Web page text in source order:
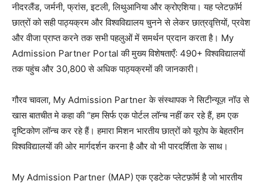
नीदरलैंड, जर्मनी, फ्रांस, इटली, लिथुआनिया और क्रोएशिया। यह प्लेटफ़ॉर्म
छात्रों को सही पाठ्यक्रम और विश्वविद्यालय चुनने से लेकर छात्रवृत्तियों, प्रवेश
और वीजा प्राप्त करने तक सभी पहलुओं में समर्थन प्रदान करता है। My
Admission Partner Portal की मुख्य विशेषताएँ: 490+ विश्वविद्यालयों
तक पहुंच और 30,800 से अधिक पाठ्यक्रमों की जानकारी।
गौरव चावला, My Admission Partner के संस्थापक ने सिटीन्यूज़ नॉउ से
खास बातचीत मे कहा की “हम सिर्फ एक पोर्टल लॉन्च नहीं कर रहे हैं, हम एक
दृष्टिकोण लॉन्च कर रहे हैं। हमारा मिशन भारतीय छात्रों को यूरोप के बेहतरीन
विश्वविद्यालयों की ओर मार्गदर्शन करना है और वो भी पारदर्शिता के साथ।
My Admission Partner (MAP) एक एडटेक प्लेटफ़ॉर्म है जो भारतीय